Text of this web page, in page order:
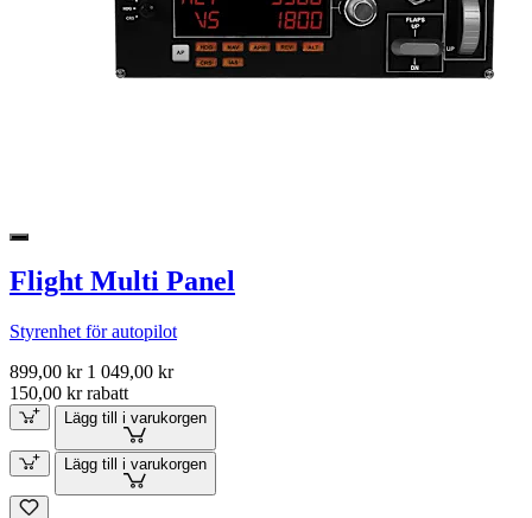
Flight Multi Panel
Styrenhet för autopilot
899,00 kr 1 049,00 kr
150,00 kr rabatt
Lägg till i varukorgen
Lägg till i varukorgen